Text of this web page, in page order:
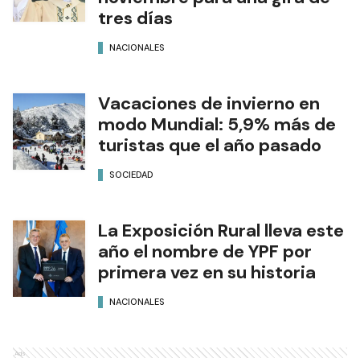
tres días
NACIONALES
Vacaciones de invierno en
modo Mundial: 5,9% más de
turistas que el año pasado
SOCIEDAD
La Exposición Rural lleva este
año el nombre de YPF por
primera vez en su historia
NACIONALES
Ads